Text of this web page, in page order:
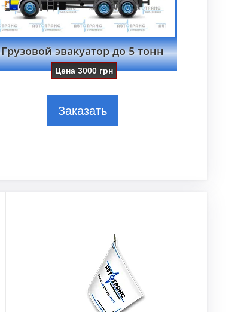
Грузовой эвакуатор до 5 тонн
Цена3000 грн
Заказать